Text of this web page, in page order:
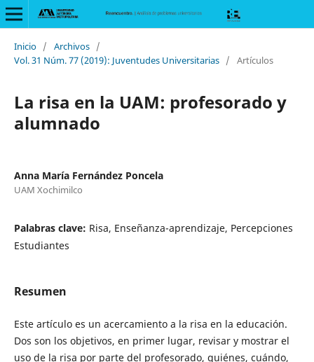
Inicio / Archivos /
Vol. 31 Núm. 77 (2019): Juventudes Universitarias / Artículos
La risa en la UAM: profesorado y
alumnado
Anna María Fernández Poncela
UAM Xochimilco
Palabras clave: Risa, Enseñanza-aprendizaje, Percepciones
Estudiantes
Resumen
Este artículo es un acercamiento a la risa en la educación.
Dos son los objetivos, en primer lugar, revisar y mostrar el
uso de la risa por parte del profesorado, quiénes, cuándo,